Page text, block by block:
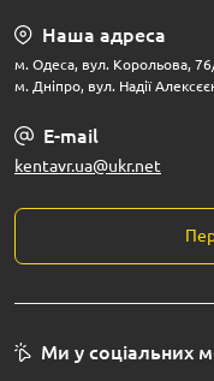
Наша адреса
м. Одеса, вул. Корольова,
м. Дніпро, вул. Надії
E-mail
kentavr.ua@ukr.net
Ми у соціальних